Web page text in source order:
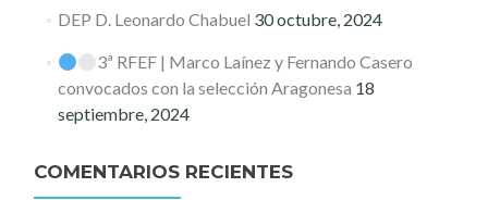
DEP D. Leonardo Chabuel 30 octubre, 2024
3ª RFEF | Marco Laínez y Fernando Casero
convocados con la selección Aragonesa 18
septiembre, 2024
COMENTARIOS RECIENTES